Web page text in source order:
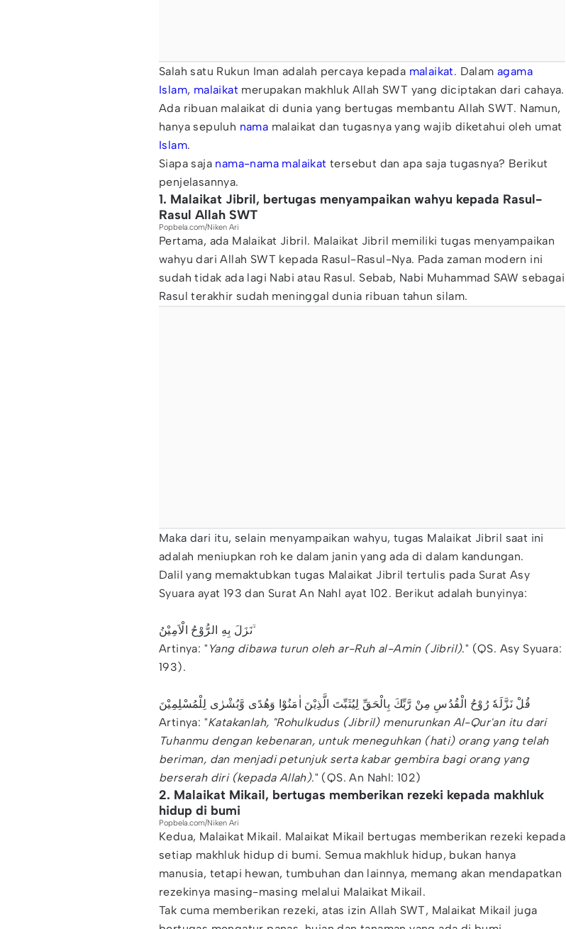
Salah satu Rukun Iman adalah percaya kepada malaikat. Dalamagama
Islam, malaikat merupakan makhluk Allah SWT yang diciptakan dari cahaya.
Ada ribuan malaikat di dunia yang bertugas membantu Allah SWT. Namun,
hanya sepuluh nama malaikat dan tugasnya yang wajib diketahui oleh umat
Islam.
Siapa saja nama-nama malaikat tersebut dan apa saja tugasnya? Berikut
penjelasannya.
1. Malaikat Jibril, bertugas menyampaikan wahyu kepada Rasul-
Rasul Allah SWT
Popbela.com/Niken Ari
Pertama, ada Malaikat Jibril. Malaikat Jibril memiliki tugas menyampaikan
wahyu dari Allah SWT kepada Rasul-Rasul-Nya. Pada zaman modern ini
sudah tidak ada lagi Nabi atau Rasul. Sebab, Nabi Muhammad SAW sebagai
Rasul terakhir sudah meninggal dunia ribuan tahun silam.
Maka dari itu, selain menyampaikan wahyu, tugas Malaikat Jibril saat ini
adalah meniupkan roh ke dalam janin yang ada di dalam kandungan.
Dalil yang memaktubkan tugas Malaikat Jibril tertulis pada Surat Asy
Syuara ayat 193 dan Surat An Nahl ayat 102. Berikut adalah bunyinya:
نَزَلَ بِهِ الرُّوْحُ الْاَمِيْنُ ۙ
Artinya: " Yang dibawa turun oleh ar-Ruh al-Amin (Jibril)." (QS. Asy Syuara:
193).
قُلْ نَزَّلَهٗ رُوْحُ الْقُدُسِ مِنْ رَّبِّكَ بِالْحَقِّ لِيُثَبِّتَ الَّذِيْنَ اٰمَنُوْا وَهُدًى وَّبُشْرٰى لِلْمُسْلِمِيْنَ
Artinya: "Katakanlah, "Rohulkudus (Jibril) menurunkan Al-Qur'an itu dari
Tuhanmu dengan kebenaran, untuk meneguhkan (hati) orang yang telah
beriman, dan menjadi petunjuk serta kabar gembira bagi orang yang
berserah diri (kepada Allah)." (QS. An Nahl: 102)
2. Malaikat Mikail, bertugas memberikan rezeki kepada makhluk
hidup di bumi
Popbela.com/Niken Ari
Kedua, Malaikat Mikail. Malaikat Mikail bertugas memberikan rezeki kepada
setiap makhluk hidup di bumi. Semua makhluk hidup, bukan hanya
manusia, tetapi hewan, tumbuhan dan lainnya, memang akan mendapatkan
rezekinya masing-masing melalui Malaikat Mikail.
Tak cuma memberikan rezeki, atas izin Allah SWT, Malaikat Mikail juga